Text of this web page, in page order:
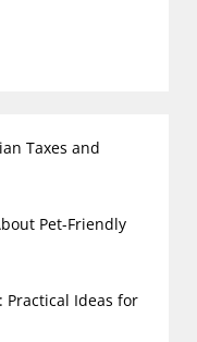
Taxes and
Pet-Friendly
Practical Ideas for